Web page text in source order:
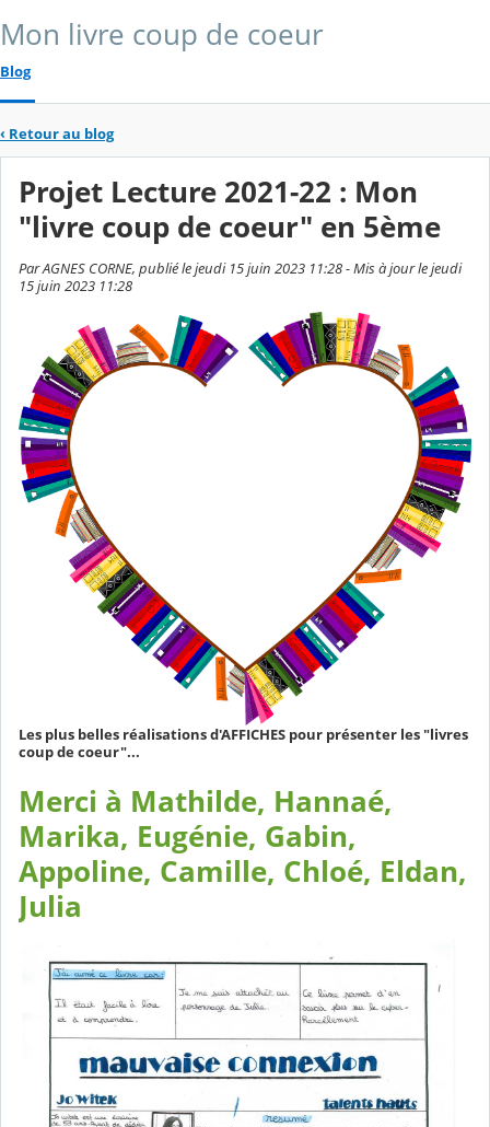
Mon livre coup de coeur
Blog
‹ Retour au blog
Projet Lecture 2021-22 : Mon
"livre coup de coeur" en 5ème
Par AGNES CORNE, publié le jeudi 15 juin 2023 11:28 - Mis à jour le jeudi
15 juin 2023 11:28
Les plus belles réalisations d'AFFICHES pour présenter les "livres
coup de coeur"...
Merci à Mathilde, Hannaé,
Marika, Eugénie, Gabin,
Appoline, Camille, Chloé, Eldan,
Julia